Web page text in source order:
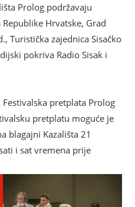
Prolog podržavaju
Hrvatske, Grad
Turistička zajednica Sisačko
pokriva Radio Sisak i
pretplata Prolog
pretplatu moguće je
blagajni Kazališta 21
i sat vremena prije